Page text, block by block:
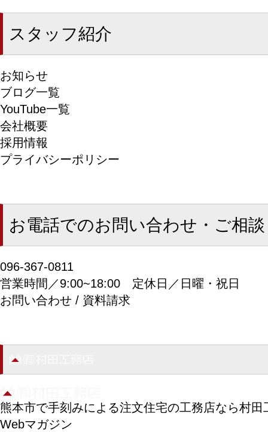
スタッフ紹介
お知らせ
ブログ一覧
YouTube一覧
会社概要
採用情報
プライバシーポリシー
お電話でのお問い合わせ・ご相談
096-367-0811
営業時間／9:00~18:00 定休日／日曜・祝日
お問い合わせ / 資料請求
熊本市で手刻みによる注文住宅の工務店なら村田
Webマガジン